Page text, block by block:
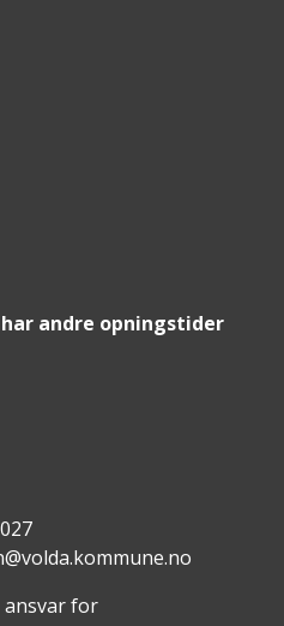
andre opningstider
ansvar for